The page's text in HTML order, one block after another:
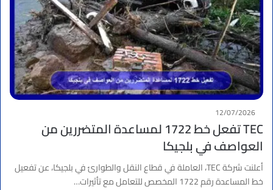
12/07/2026
TEC تفعل خط 1722 لمساعدة المتضررين من
العواصف في بلجيكا
أعلنت شركة TEC، العاملة في قطاع النقل والطوارئ في بلجيكا، عن تفعيل
خط المساعدة رقم 1722 المخصص للتعامل مع تأثيرات…